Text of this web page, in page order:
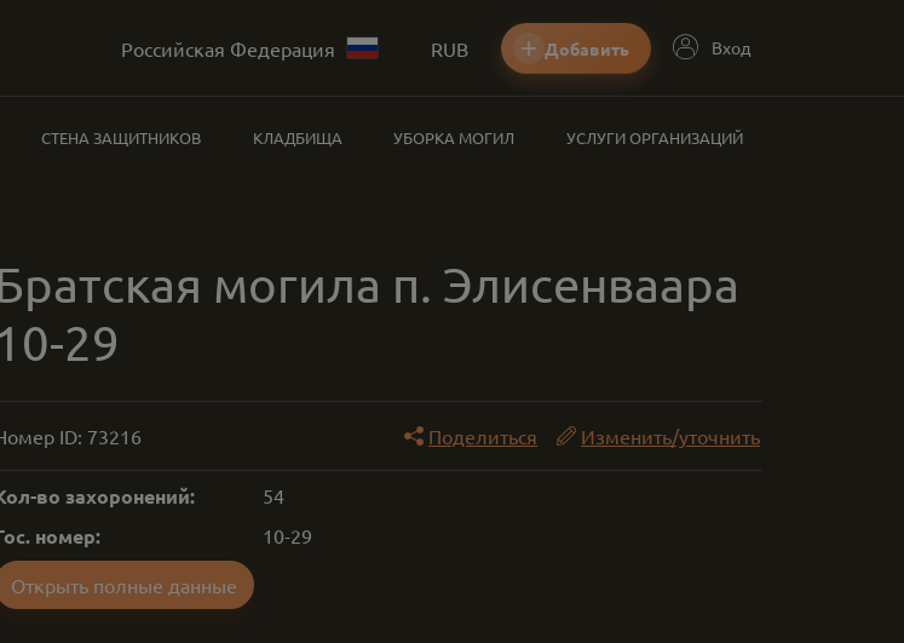
Российская Федерация RUB Добавить Вход
СТЕНА ЗАЩИТНИКОВ КЛАДБИЩА УБОРКА МОГИЛ УСЛУГИ ОРГАНИЗАЦИЙ
могила п. Элисенваара
10-29
ID: 73216 Поделиться Изменить/уточнить
во захоронений: 54
номер: 10-29
Открыть полные данные